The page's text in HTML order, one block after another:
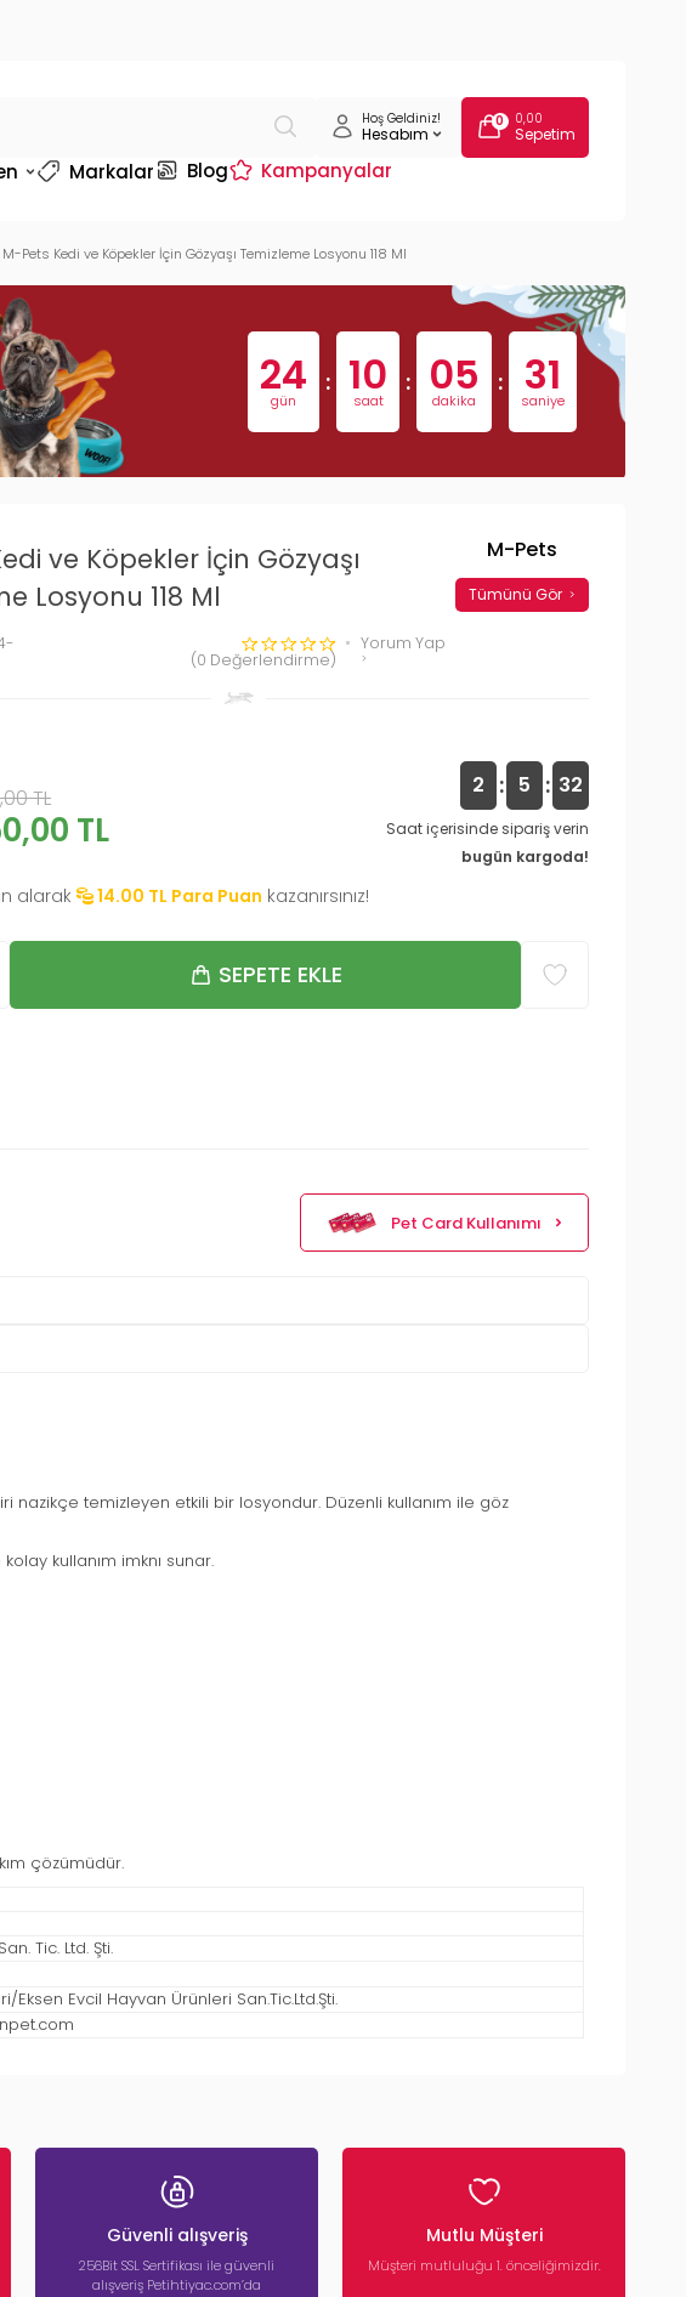
Hoş Geldiniz!
Hesabım
0 0,00
Sepetim
Markalar Blog Kampanyalar
M-Pets Kedi ve Köpekler İçin Gözyaşı Temizleme Losyonu 118 Ml
24
gün 10
saat 05
dakika 30
saniye
ve Köpekler İçin Gözyaşı
Losyonu 118 Ml
(0 Değerlendirme)
Yorum Yap
M-Pets
Tümünü Gör
TL
TL
2 : 5 : 31
Saat içerisinde sipariş verin
bugün kargoda!
alarak 14.00 TL Para Puan kazanırsınız!
SEPETE EKLE
Pet Card Kullanımı
nazikçe temizleyen etkili bir losyondur. Düzenli kullanım ile göz
kullanım imknı sunar.
çözümüdür.
Tic. Ltd. Şti.
Evcil Hayvan Ürünleri San.Tic.Ltd.Şti.
Güvenli alışveriş
256Bit SSL Sertifikası ile güvenli
alışveriş Petihtiyac.com’da
Mutlu Müşteri
Müşteri mutluluğu 1. önceliğimizdir.